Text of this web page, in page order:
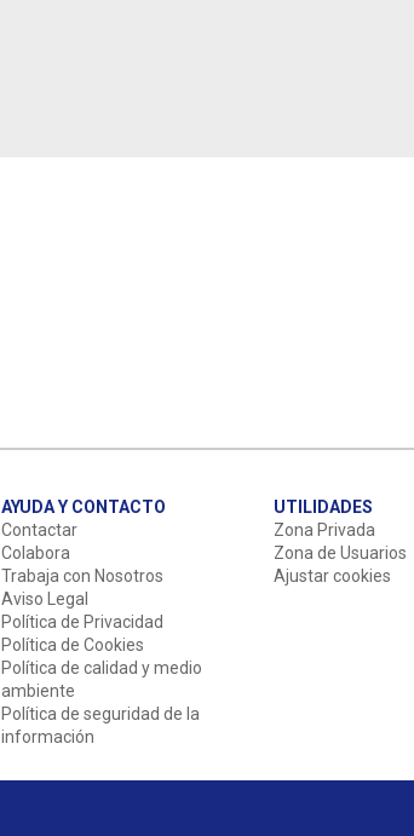
AYUDA Y CONTACTO
Contactar
Colabora
Trabaja con Nosotros
Aviso Legal
Política de Privacidad
Política de Cookies
Política de calidad y medio
ambiente
Política de seguridad de la
información
UTILIDADES
Zona Privada
Zona de Usuarios
Ajustar cookies